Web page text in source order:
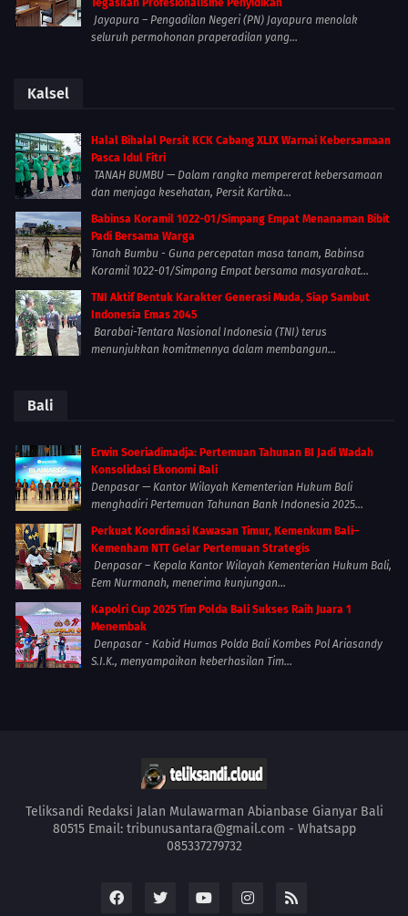
Tegaskan Profesionalisme Penyidikan
Jayapura – Pengadilan Negeri (PN) Jayapura menolak
seluruh permohonan praperadilan yang...
Kalsel
Halal Bihalal Persit KCK Cabang XLIX Warnai Kebersamaan
Pasca Idul Fitri
TANAH BUMBU — Dalam rangka mempererat kebersamaan
dan menjaga kesehatan, Persit Kartika...
Babinsa Koramil 1022-01/Simpang Empat Menanaman Bibit
Padi Bersama Warga
Tanah Bumbu - Guna percepatan masa tanam, Babinsa
Koramil 1022-01/Simpang Empat bersama masyarakat...
TNI Aktif Bentuk Karakter Generasi Muda, Siap Sambut
Indonesia Emas 2045
Barabai-Tentara Nasional Indonesia (TNI) terus
menunjukkan komitmennya dalam membangun...
Bali
Erwin Soeriadimadja: Pertemuan Tahunan BI Jadi Wadah
Konsolidasi Ekonomi Bali
Denpasar — Kantor Wilayah Kementerian Hukum Bali
menghadiri Pertemuan Tahunan Bank Indonesia 2025...
Perkuat Koordinasi Kawasan Timur, Kemenkum Bali–
Kemenham NTT Gelar Pertemuan Strategis
Denpasar – Kepala Kantor Wilayah Kementerian Hukum Bali,
Eem Nurmanah, menerima kunjungan...
Kapolri Cup 2025 Tim Polda Bali Sukses Raih Juara 1
Menembak
Denpasar - Kabid Humas Polda Bali Kombes Pol Ariasandy
S.I.K., menyampaikan keberhasilan Tim...
Teliksandi Redaksi Jalan Mulawarman Abianbase Gianyar Bali
80515 Email: tribunusantara@gmail.com - Whatsapp
085337279732